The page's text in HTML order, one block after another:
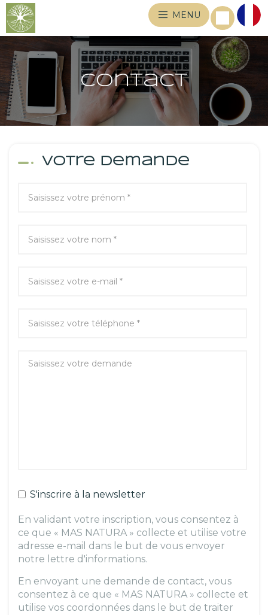
MENU
Contact
Votre demande
S'inscrire à la newsletter
En validant votre inscription, vous consentez à
ce que « MAS NATURA » collecte et utilise votre
adresse e-mail dans le but de vous envoyer
notre lettre d'informations.
En envoyant une demande de contact, vous
consentez à ce que « MAS NATURA » collecte et
utilise vos coordonnées dans le but de traiter